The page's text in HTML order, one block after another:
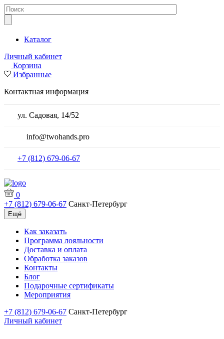
Каталог
Личный кабинет
Корзина
Избранные
Контактная информация
ул. Садовая, 14/52
info@twohands.pro
+7 (812) 679-06-67
0
+7 (812) 679-06-67 Санкт-Петербург
Ещё
Как заказать
Программа лояльности
Доставка и оплата
Обработка заказов
Контакты
Блог
Подарочные сертификаты
Мероприятия
+7 (812) 679-06-67 Санкт-Петербург
Личный кабинет